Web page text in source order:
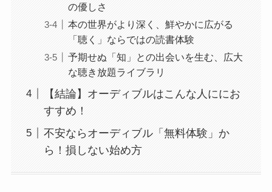
の優しさ
本の世界がより深く、鮮やかに広がる
「聴く」ならではの読書体験
予期せぬ「知」との出会いを生む、広大
な聴き放題ライブラリ
【結論】オーディブルはこんな人ににお
すすめ！
不安ならオーディブル「無料体験」か
ら！損しない始め方